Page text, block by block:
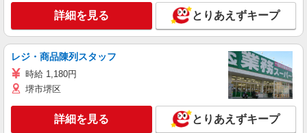
詳細を見る とりあえずキープ
レジ・商品陳列スタッフ
時給 1,180円
堺市堺区
詳細を見る とりあえずキープ